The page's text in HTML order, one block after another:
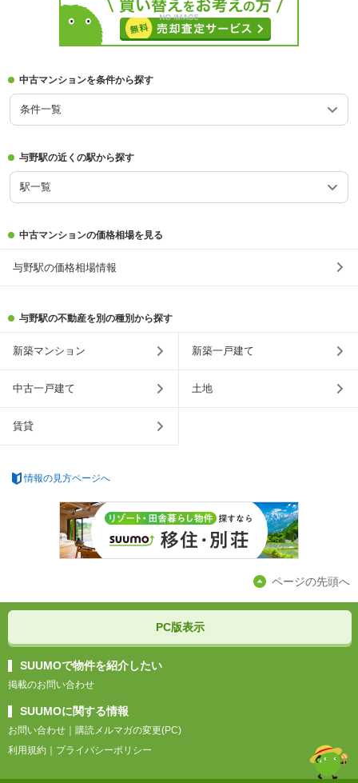
中古マンションを条件から探す
条件一覧
与野駅の近くの駅から探す
駅一覧
中古マンションの価格相場を見る
与野駅の価格相場情報
与野駅の不動産を別の種別から探す
新築マンション 新築一戸建て
中古一戸建て 土地
賃貸
情報の見方ページへ
ページの先頭へ
PC版表示
SUUMOで物件を紹介したい
掲載のお問い合わせ
SUUMOに関する情報
お問い合わせ ｜ 購読メルマガの変更(PC)
利用規約 ｜ プライバシーポリシー